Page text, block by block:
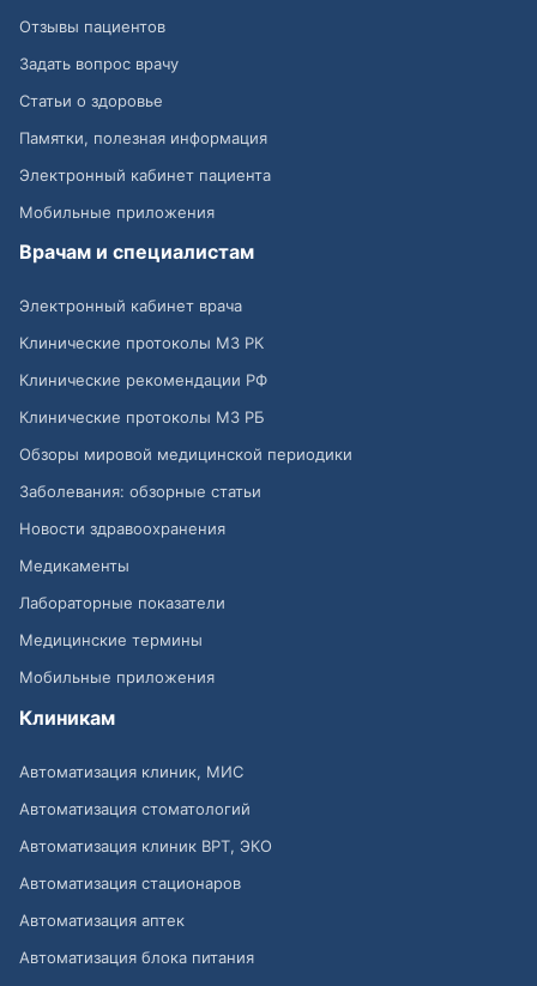
Отзывы пациентов
Задать вопрос врачу
Статьи о здоровье
Памятки, полезная информация
Электронный кабинет пациента
Мобильные приложения
Врачам и специалистам
Электронный кабинет врача
Клинические протоколы МЗ РК
Клинические рекомендации РФ
Клинические протоколы МЗ РБ
Обзоры мировой медицинской периодики
Заболевания: обзорные статьи
Новости здравоохранения
Медикаменты
Лабораторные показатели
Медицинские термины
Мобильные приложения
Клиникам
Автоматизация клиник, МИС
Автоматизация стоматологий
Автоматизация клиник ВРТ, ЭКО
Автоматизация стационаров
Автоматизация аптек
Автоматизация блока питания